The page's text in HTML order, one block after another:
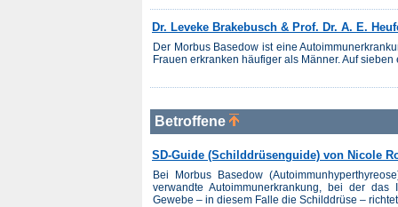
Dr. Leveke Brakebusch & Prof. Dr. A. E.
Der Morbus Basedow ist eine
Frauen erkranken häufiger als Männer. Auf
Betroffene
SD-Guide (Schilddrüsenguide) von Nicole
Bei Morbus Basedow
verwandte Autoimmunerkrankung, bei der
Gewebe – in diesem Falle die Schilddrüse –